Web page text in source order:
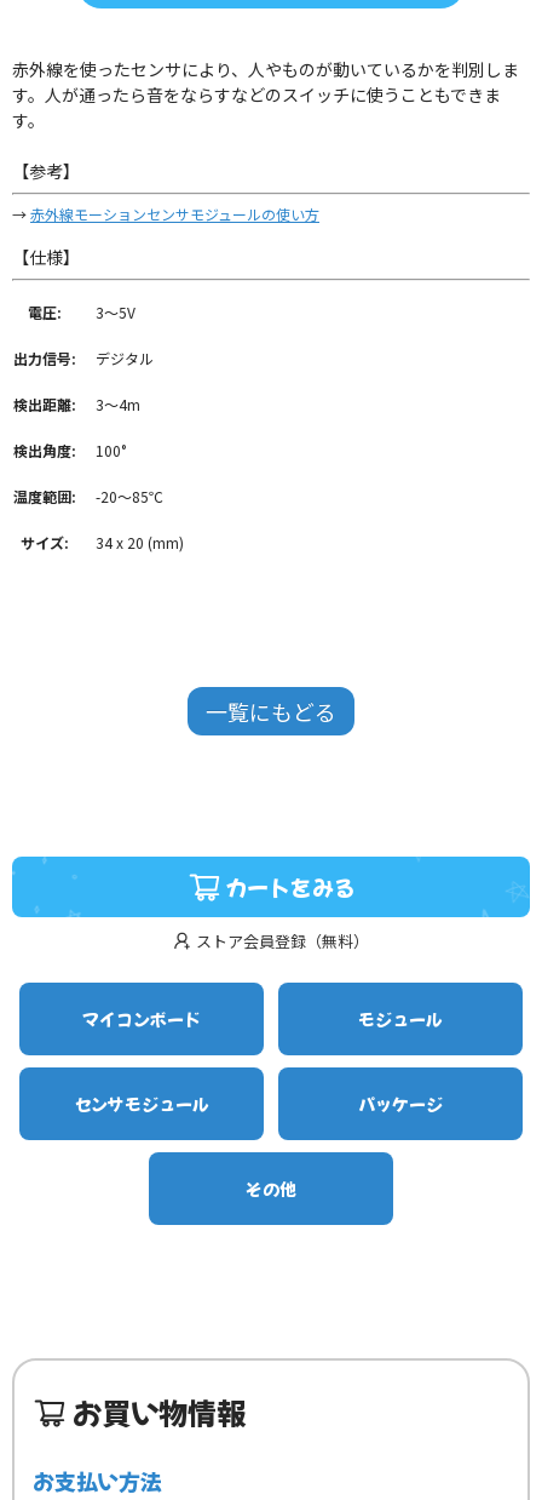
カートをみる
ストア会員登録（無料）
マイコンボード モジュール
センサモジュール パッケージ
その他
赤外線を使ったセンサにより、人やものが動いているかを判別しま
す。人が通ったら音をならすなどのスイッチに使うこともできま
す。
【参考】
→赤外線モーションセンサモジュールの使い方
【仕様】
電圧: 3～5V
出力信号: デジタル
検出距離: 3～4m
検出角度: 100°
温度範囲: -20～85℃
サイズ: 34 x 20 (mm)
一覧にもどる
お買い物情報
お支払い方法